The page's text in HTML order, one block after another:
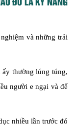
và những trải
thường lúng túng,
người e ngại và để
nhiều lần trước đó